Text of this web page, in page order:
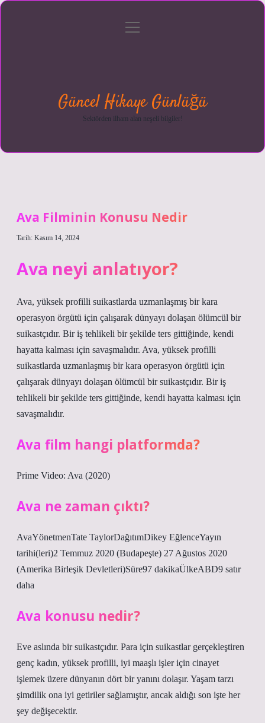
menüyü
Güncel Hikaye Günlüğü
Sektörden ilham alan neşeli bilgiler!
Ava Filminin Konusu Nedir
Tarih: Kasım 14, 2024
Ava neyi anlatıyor?
Ava, yüksek profilli suikastlarda uzmanlaşmış bir kara
operasyon örgütü için çalışarak dünyayı dolaşan ölümcül bir
suikastçıdır. Bir iş tehlikeli bir şekilde ters gittiğinde, kendi
hayatta kalması için savaşmalıdır. Ava, yüksek profilli
suikastlarda uzmanlaşmış bir kara operasyon örgütü için
çalışarak dünyayı dolaşan ölümcül bir suikastçıdır. Bir iş
tehlikeli bir şekilde ters gittiğinde, kendi hayatta kalması için
savaşmalıdır.
Ava film hangi platformda?
Prime Video: Ava (2020)
Ava ne zaman çıktı?
AvaYönetmenTate TaylorDağıtımDikey EğlenceYayın
tarihi(leri)2 Temmuz 2020 (Budapeşte) 27 Ağustos 2020
(Amerika Birleşik Devletleri)Süre97 dakikaÜlkeABD9 satır
daha
Ava konusu nedir?
Eve aslında bir suikastçıdır. Para için suikastlar gerçekleştiren
genç kadın, yüksek profilli, iyi maaşlı işler için cinayet
işlemek üzere dünyanın dört bir yanını dolaşır. Yaşam tarzı
şimdilik ona iyi getiriler sağlamıştır, ancak aldığı son işte her
şey değişecektir.